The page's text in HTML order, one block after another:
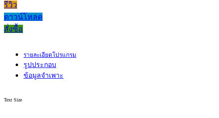
รีวิว
ดาวน์โหลด
สั่งซื้อ
รายละเอียดโปรแกรม
รูปประกอบ
ข้อมูลจำเพาะ
Text Size